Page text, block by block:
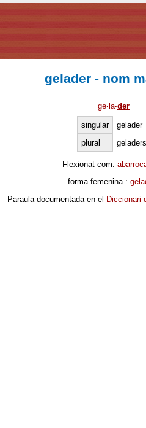
gelader - nom
ge· la·der
singular
gelader
plural
geladers
Flexionat com:
forma femenina :
Paraula documentada en el Diccionari